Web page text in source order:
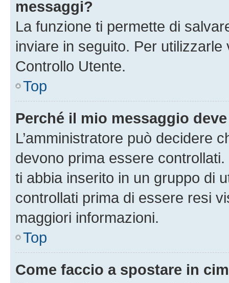
messaggi?
La funzione ti permette di
inviare in seguito. Per utilizzarle
Controllo Utente.
Top
Perché il mio messaggio
L’amministratore può decidere
devono prima essere
ti abbia inserito in un gruppo di
controllati prima di essere resi
maggiori informazioni.
Top
Come faccio a spostare in